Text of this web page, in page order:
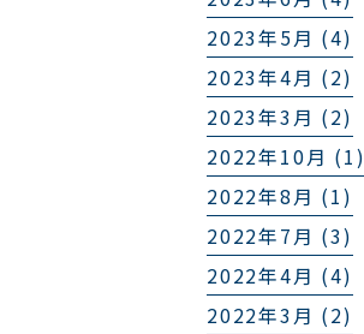
2023年5月 (4)
2023年4月 (2)
2023年3月 (2)
2022年10月 (1)
2022年8月 (1)
2022年7月 (3)
2022年4月 (4)
2022年3月 (2)